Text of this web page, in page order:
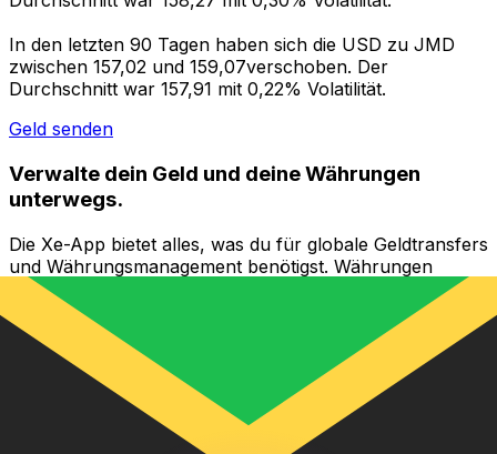
In den letzten 90 Tagen haben sich die USD zu JMD
zwischen 157,02 und 159,07verschoben. Der
Durchschnitt war 157,91 mit 0,22% Volatilität.
Geld senden
Verwalte dein Geld und deine Währungen
unterwegs.
Die Xe-App bietet alles, was du für globale Geldtransfers
und Währungsmanagement benötigst. Währungen
umrechnen, Kursbenachrichtigungen einrichten und
Geld ins Ausland überweisen, ohne versteckte
Gebühren. Heute herunterladen!